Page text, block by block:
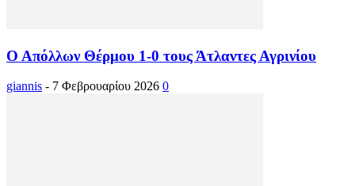
Ο Απόλλων Θέρμου 1-0 τους Άτλαντες Αγρινίου
giannis - 7 Φεβρουαρίου 2026 0